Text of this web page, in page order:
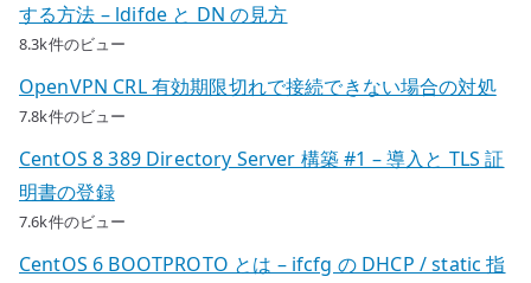
する方法 – ldifde と DN の見方
8.3k件のビュー
OpenVPN CRL 有効期限切れで接続できない場合の対処
7.8k件のビュー
CentOS 8 389 Directory Server 構築 #1 – 導入と TLS 証
明書の登録
7.6k件のビュー
CentOS 6 BOOTPROTO とは – ifcfg の DHCP / static 指